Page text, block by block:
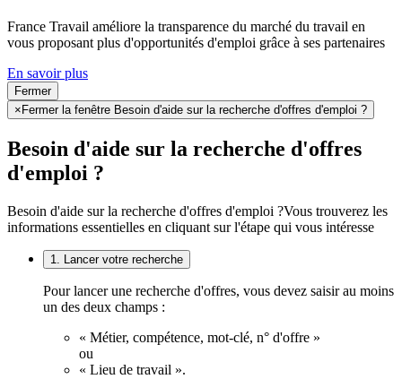
France Travail améliore la transparence du marché du travail en
vous proposant plus d'opportunités d'emploi grâce à ses partenaires
En savoir plus
Fermer
× Fermer la fenêtre Besoin d'aide sur la recherche d'offres d'emploi ?
Besoin d'aide sur la recherche d'offres
d'emploi ?
Besoin d'aide sur la recherche d'offres d'emploi ?Vous trouverez les
informations essentielles en cliquant sur l'étape qui vous intéresse
1. Lancer votre recherche
Pour lancer une recherche d'offres, vous devez saisir au moins
un des deux champs :
« Métier, compétence, mot-clé, n° d'offre »
ou
« Lieu de travail ».